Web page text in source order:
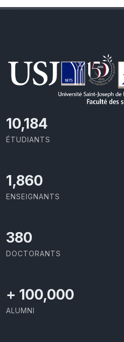
11,110
ÉTUDIANTS
2,029
ENSEIGNANTS
414
DOCTORANTS
+ 100,000
ALUMNI